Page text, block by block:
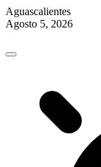
Aguascalientes
Agosto 5, 2026
content